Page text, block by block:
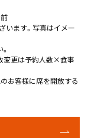
います。写真はイメー
変更は予約人数×食事
お客様に席を開放する